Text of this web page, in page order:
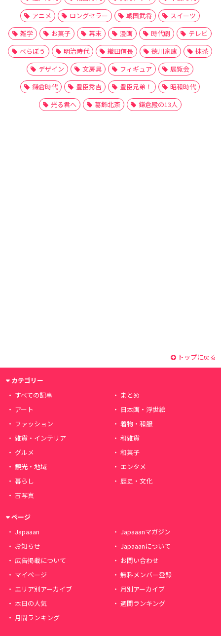
アニメ
ロングセラー 戦国武将
スイーツ
雑学
お菓子 幕末 漫画 時代劇
テレビ
べらぼう
明治時代 織田信長 徳川家康
抹茶
デザイン
文房具 フィギュア
展覧会
鎌倉時代
豊臣秀吉 豊臣兄弟！
昭和時代
光る君へ
葛飾北斎 鎌倉殿の13人
トップに戻る
カテゴリー
すべての記事
まとめ
アート
日本画・浮世絵
ファッション
着物・和服
雑貨・インテリア
和雑貨
グルメ
和菓子
観光・地域
エンタメ
暮らし
歴史・文化
古写真
ページ
Japaaan
Japaaanマガジン
お知らせ
Japaaanについて
広告掲載について
お問い合わせ
マイページ
無料メンバー登録
エリア別アーカイブ
月別アーカイブ
本日の人気
週間ランキング
月間ランキング